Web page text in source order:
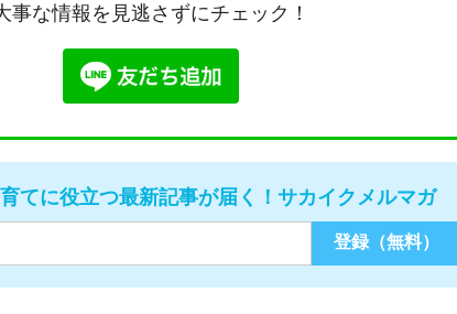
事な情報を見逃さずにチェック！
てに役立つ最新記事が届く！サカイクメルマガ